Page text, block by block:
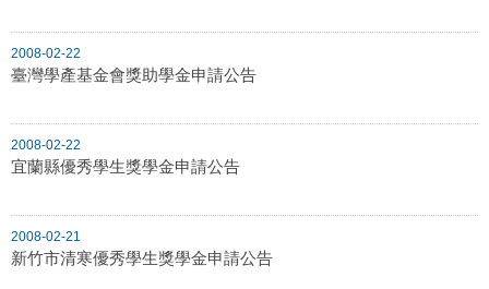
2008-02-22
臺灣學產基金會獎助學金申請公告
2008-02-22
宜蘭縣優秀學生獎學金申請公告
2008-02-21
新竹市清寒優秀學生獎學金申請公告